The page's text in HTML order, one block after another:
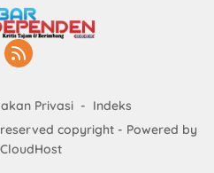
Privasi
Indeks
copyright - Powered by